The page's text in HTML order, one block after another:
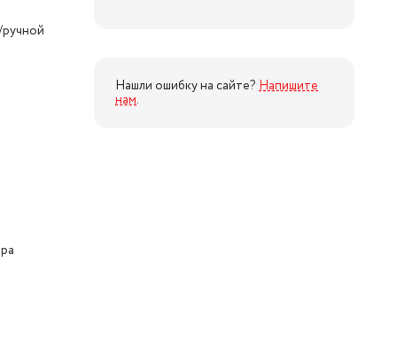
Нашли ошибку на сайте? Напишите
нам.